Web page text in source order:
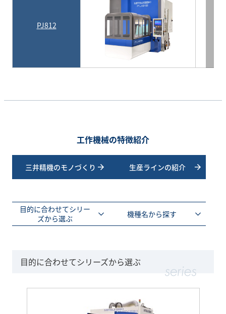
PJ812
工作機械の特徴紹介
三井精機のモノづくり 生産ラインの紹介
目的に合わせてシリー
ズから選ぶ
機種名から探す
目的に合わせてシリーズから選ぶ